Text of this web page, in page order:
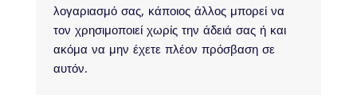
λογαριασμό σας, κάποιος άλλος μπορεί να
τον χρησιμοποιεί χωρίς την άδειά σας ή και
ακόμα να μην έχετε πλέον πρόσβαση σε
αυτόν.